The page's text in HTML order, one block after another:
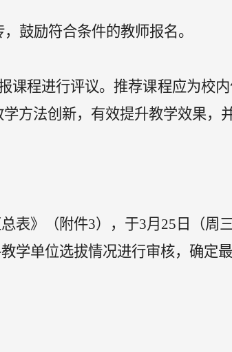
，鼓励符合条件的教师报名。
课程进行评议。推荐课程应为校
方法创新，有效提升教学效果，
表》（ 附件3） ，于3月25日（周
学单位选拔情况进行审核，确定